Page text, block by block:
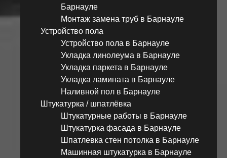
Барнауле
Монтаж замена труб в Барнауле
Устройство пола
Устройство пола в Барнауле
Укладка линолеума в Барнауле
Укладка паркета в Барнауле
Укладка ламината в Барнауле
Наливной пол в Барнауле
Штукатурка / шпатлёвка
Штукатурные работы в Барнауле
Штукатурка фасада в Барнауле
Шпатлевка стен потолка в Барнауле
Машинная штукатурка в Барнауле